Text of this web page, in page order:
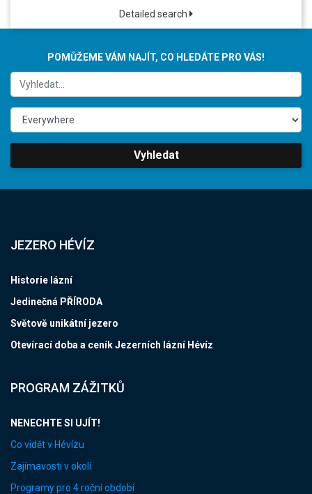
Detailed search
POMŮŽEME VÁM NAJÍT, CO HLEDÁTE PRO VÁS!
Vyhledat
JEZERO HÉVÍZ
Historie lázní
Jedinečná PŘÍRODA
Světově unikátní jezero
Otevírací doba a ceník Jezerních lázní Hévíz
PROGRAM ZÁŽITKŮ
NENECHTE SI UJÍT!
Co vidět v Hévízu
Zajímavosti v okolí
Programy pro 4 roční období